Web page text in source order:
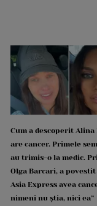
Cum a descoperit Alina
are cancer. Primele
au trimis-o la medic.
Olga Barcari, a povestit
Asia Express avea
nimeni nu știa, nici ea”